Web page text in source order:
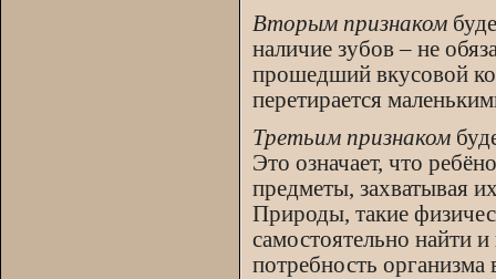
Вторым признаком
наличие зубов – не
прошедший вкусовой
перетирается
Третьим признаком
Это означает, что
предметы, захватывая
Природы, такие
самостоятельно найти
потребность организма